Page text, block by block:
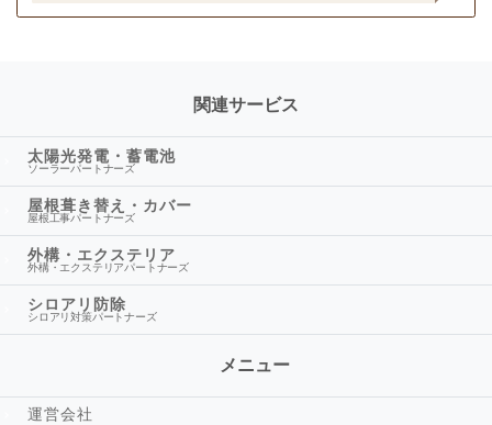
運営会社
関連サービス
太陽光発電・蓄電池
ソーラーパートナーズ
屋根葺き替え・カバー
屋根工事パートナーズ
外構・エクステリア
外構・エクステリアパートナーズ
シロアリ防除
シロアリ対策パートナーズ
メニュー